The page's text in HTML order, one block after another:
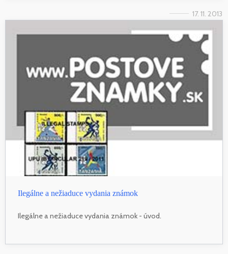
17. 11. 2013
Ilegálne a nežiaduce vydania známok
Ilegálne a nežiaduce vydania známok - úvod.